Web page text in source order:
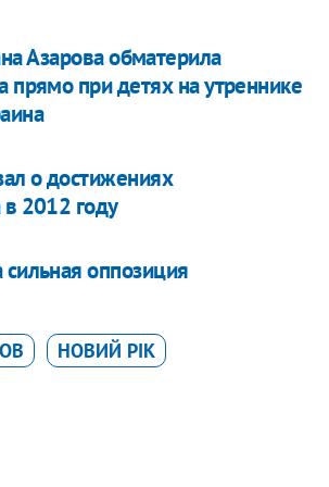
Азарова обматерила
прямо при детях на утреннике
о достижениях
в 2012 году
оппозиция
НОВИЙ РІК